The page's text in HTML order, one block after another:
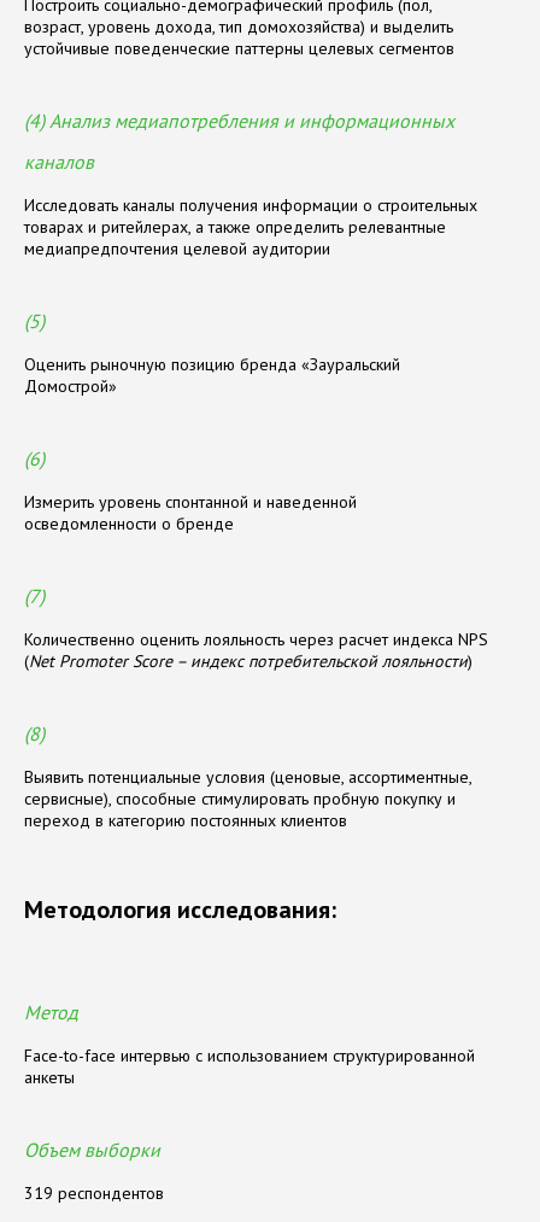
Построить социально-демографический профиль (пол,
возраст, уровень дохода, тип домохозяйства) и выделить
устойчивые поведенческие паттерны целевых сегментов
(4) Анализ медиапотребления и информационных
каналов
Исследовать каналы получения информации о строительных
товарах и ритейлерах, а также определить релевантные
медиапредпочтения целевой аудитории
(5)
Оценить рыночную позицию бренда «Зауральский
Домострой»
(6)
Измерить уровень спонтанной и наведенной
осведомленности о бренде
(7)
Количественно оценить лояльность через расчет индекса NPS
(Net Promoter Score – индекс потребительской лояльности)
(8)
Выявить потенциальные условия (ценовые, ассортиментные,
сервисные), способные стимулировать пробную покупку и
переход в категорию постоянных клиентов
Методология исследования:
Метод
Face-to-face интервью с использованием структурированной
анкеты
Объем выборки
319 респондентов